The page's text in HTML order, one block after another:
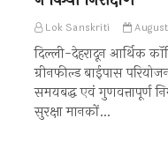
Lok Sanskriti
दिल्ली-देहरादून आर्थिक
ग्रीनफील्ड बाईपास
समयबद्ध एवं गुणवत्तापूर्ण
सुरक्षा मानकों…